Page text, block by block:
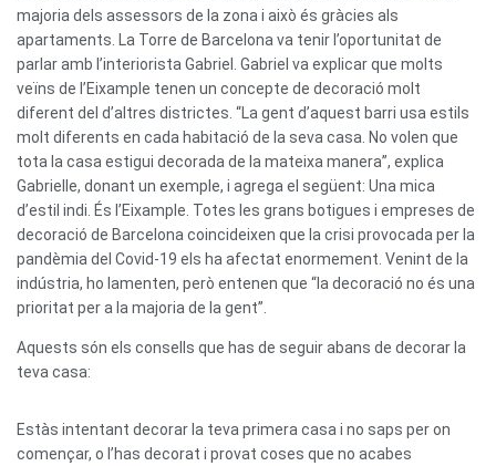
majoria dels assessors de la zona i això és gràcies als
apartaments. La Torre de Barcelona va tenir l’oportunitat de
parlar amb l’interiorista Gabriel. Gabriel va explicar que molts
veïns de l’Eixample tenen un concepte de decoració molt
diferent del d’altres districtes. “La gent d’aquest barri usa estils
molt diferents en cada habitació de la seva casa. No volen que
tota la casa estigui decorada de la mateixa manera”, explica
Gabrielle, donant un exemple, i agrega el següent: Una mica
d’estil indi. És l’Eixample. Totes les grans botigues i empreses de
decoració de Barcelona coincideixen que la crisi provocada per la
pandèmia del Covid-19 els ha afectat enormement. Venint de la
indústria, ho lamenten, però entenen que “la decoració no és una
prioritat per a la majoria de la gent”.
Aquests són els consells que has de seguir abans de decorar la
teva casa:
Estàs intentant decorar la teva primera casa i no saps per on
començar, o l’has decorat i provat coses que no acabes